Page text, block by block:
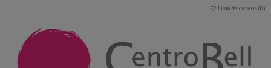
Lista de deseos (0 )